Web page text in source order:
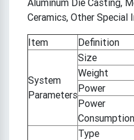
Ceramics, Other Special
Item Definition
System
Parameters
Size
Weight
Power
Power
Consumption
Type